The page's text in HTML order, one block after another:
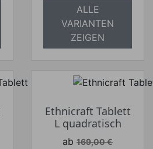
ALLE
VARIANTEN
ZEIGEN
Ethnicraft Tablett
L quadratisch
Verkaufspreis
ab 169,00 €